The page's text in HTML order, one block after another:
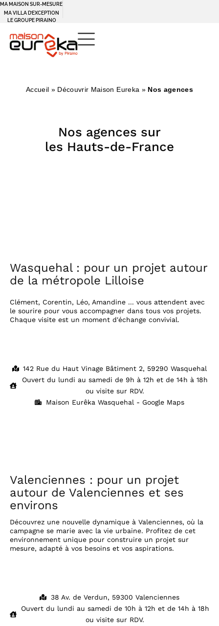
MA MAISON SUR-MESURE
MA VILLA D’EXCEPTION
LE GROUPE PIRAINO
Accueil » Découvrir Maison Eureka » Nos agences
Nos agences sur
les Hauts-de-France
Wasquehal : pour un projet autour
de la métropole Lilloise
Clément, Corentin, Léo, Amandine ... vous attendent avec
le sourire pour vous accompagner dans tous vos projets.
Chaque visite est un moment d'échange convivial.
142 Rue du Haut Vinage Bâtiment 2, 59290 Wasquehal
Ouvert du lundi au samedi de 9h à 12h et de 14h à 18h
ou visite sur RDV.
Maison Eurêka Wasquehal - Google Maps
Valenciennes : pour un projet
autour de Valenciennes et ses
environs
Découvrez une nouvelle dynamique à Valenciennes, où la
campagne se marie avec la vie urbaine. Profitez de cet
environnement unique pour construire un projet sur
mesure, adapté à vos besoins et vos aspirations.
38 Av. de Verdun, 59300 Valenciennes
Ouvert du lundi au samedi de 10h à 12h et de 14h à 18h
ou visite sur RDV.